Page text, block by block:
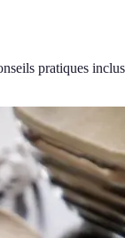
pratiques